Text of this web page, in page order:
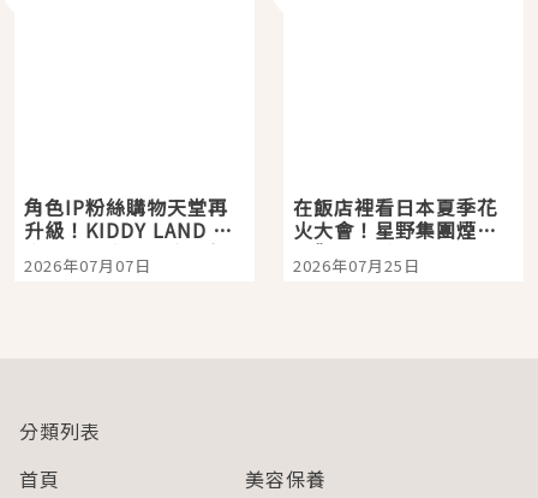
角色IP粉絲購物天堂再
升級！KIDDY LAND 原
宿店吉伊卡哇迎客，新
開幕 OMOKADO 店3分
2026年07月07日
在飯店裡看日本夏季花
火大會！星野集團煙火
景觀飯店6選，讓你不用
人擠人悠閒欣賞
2026年07月25日
分類列表
首頁
美容保養